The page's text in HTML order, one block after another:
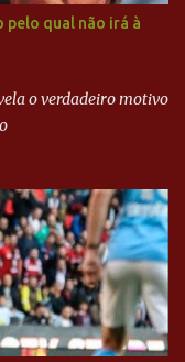
como o
Serra em 2010 Leia
pelo qual não irá à
o verdadeiro motivo